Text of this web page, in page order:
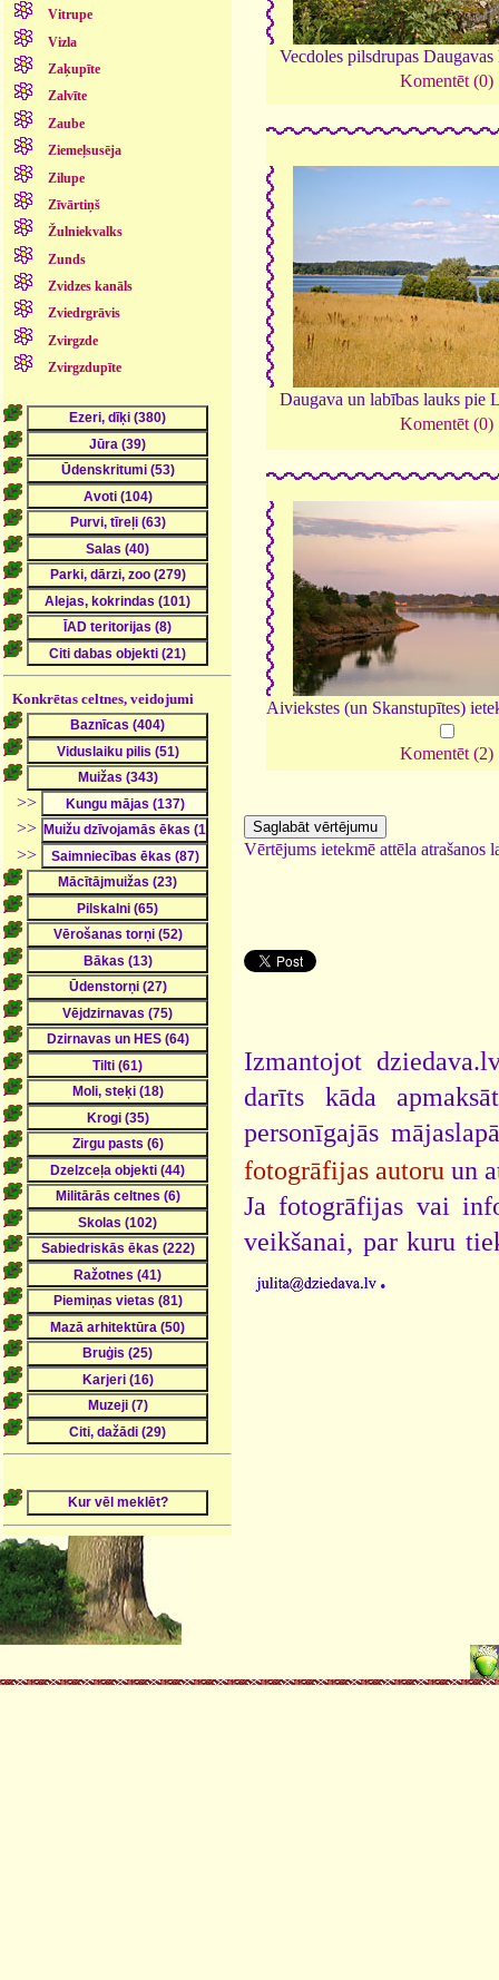
Vitrupe
Vizla
Zaķupīte
Zalvīte
Zaube
Ziemeļsusēja
Zilupe
Zīvārtiņš
Žulniekvalks
Zunds
Zvidzes kanāls
Zviedrgrāvis
Zvirgzde
Zvirgzdupīte
Konkrētas celtnes, veidojumi
>>
>>
>>
Vecdoles pilsdrupas
Komentēt (0)
Daugava un labības lauks pie
Komentēt (0)
Aiviekstes (un Skanstupītes)
Komentēt (2)
Vērtējums ietekmē attēla atrašanos
Izmantojot
darīts kāda
personīgajās
fotogrāfijas autoru un
Ja fotogrāfijas vai
veikšanai, par kuru
.